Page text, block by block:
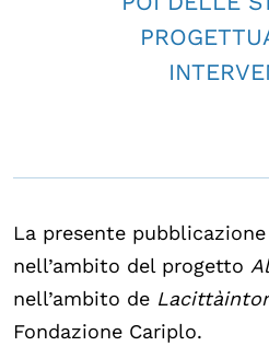
La presente
nell’ambito del progetto
nell’ambito de
Fondazione Cariplo.